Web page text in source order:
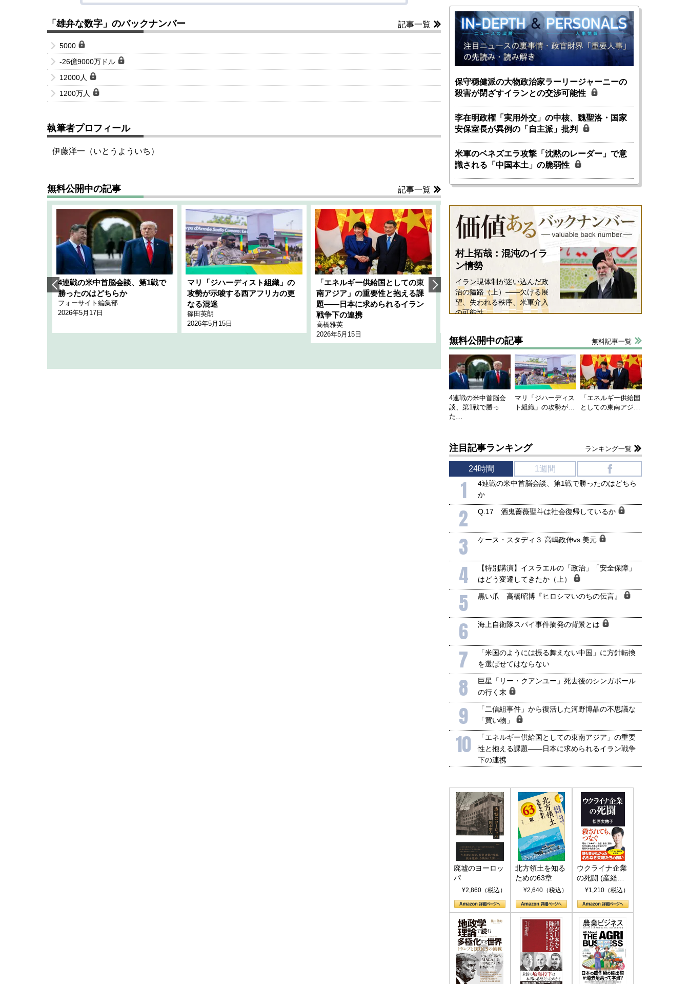
「雄弁な数字」のバックナンバー 記事一覧
5000
-26億9000万ドル
12000人
1200万人
執筆者プロフィール
伊藤洋一（いとうよういち）
無料公開中の記事 記事一覧
4連戦の米中首脳会談、第1戦で
勝ったのはどちらか
フォーサイト編集部
2026年5月17日
マリ「ジハーディスト組織」の
攻勢が示唆する西アフリカの更
なる混迷
篠田英朗
2026年5月15日
「エネルギー供給国としての東
南アジア」の重要性と抱える課
題――日本に求められるイラン
戦争下の連携
高橋雅英
2026年5月15日
韓国にも理解してほしい「極東
1905年体制」における日米韓安
全保障協力の意味
千々和泰明
ホルムズ海峡危機で加速したエ
ネルギー転換が「中国依存」に
小山堅
保守穏健派の大物政治家ラーリージャーニーの
殺害が閉ざすイランとの交渉可能性
李在明政権「実用外交」の中核、魏聖洛・国家
安保室長が異例の「自主派」批判
米軍のベネズエラ攻撃「沈黙のレーダー」で意
識される「中国本土」の脆弱性
村上拓哉：混沌のイラ
ン情勢
イラン現体制が迷い込んだ政
治の隘路（上）――欠ける展
望、失われる秩序、米軍介入
の可能性
無料公開中の記事 無料記事一覧
4連戦の米中首脳会
談、第1戦で勝っ
た…
マリ「ジハーディス
ト組織」の攻勢が…
「エネルギー供給国
としての東南アジ…
注目記事ランキング ランキング一覧
24時間 1週間
1
4連戦の米中首脳会談、第1戦で勝ったのはどちら
か
2 Q.17 酒鬼薔薇聖斗は社会復帰しているか
3 ケース・スタディ３ 高嶋政伸vs.美元
4
【特別講演】イスラエルの「政治」「安全保障」
はどう変遷してきたか（上）
5 黒い爪 高橋昭博『ヒロシマいのちの伝言』
6 海上自衛隊スパイ事件摘発の背景とは
7
「米国のようには振る舞えない中国」に方針転換
を選ばせてはならない
8
巨星「リー・クアンユー」死去後のシンガポール
の行く末
9
「二信組事件」から復活した河野博晶の不思議な
「買い物」
10
「エネルギー供給国としての東南アジア」の重要
性と抱える課題――日本に求められるイラン戦争
下の連携
廃墟のヨーロッ
パ
¥2,860（税込）
北方領土を知る
ための63章
¥2,640（税込）
ウクライナ企業
の死闘 (産経セ
レクト S 039)
¥1,210（税込）